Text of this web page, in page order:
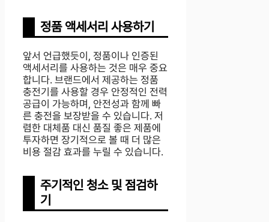
정품 액세서리 사용하기
앞서 언급했듯이, 정품이나 인증된
액세서리를 사용하는 것은 매우 중요
합니다. 브랜드에서 제공하는 정품
충전기를 사용할 경우 안정적인 전력
공급이 가능하며, 안전성과 함께 빠
른 충전을 보장받을 수 있습니다. 저
렴한 대체품 대신 품질 좋은 제품에
투자하면 장기적으로 볼 때 더 많은
비용 절감 효과를 누릴 수 있습니다.
주기적인 청소 및 점검하
기